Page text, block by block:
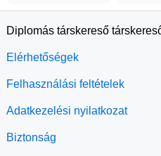
Diplomás társkereső
Elérhetőségek
Felhasználási feltételek
Adatkezelési nyilatkozat
Biztonság